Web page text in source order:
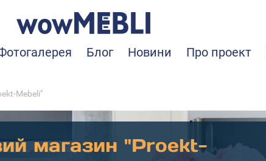
Блог Новини Про проект
Mebeli"
магазин "Proekt-